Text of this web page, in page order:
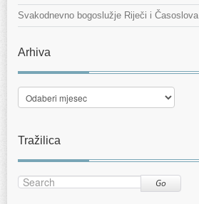
Svakodnevno bogoslužje Riječi i Časoslova
Arhiva
Arhiva
Tražilica
Go